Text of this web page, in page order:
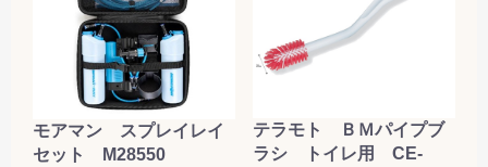
モアマン スプレイレイ
セット M28550
テラモト ＢＭパイプブ
ラシ トイレ用 CE-